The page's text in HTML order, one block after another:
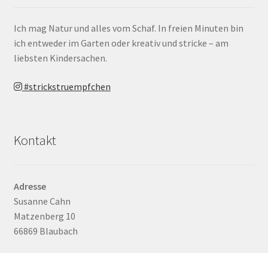
Ich mag Natur und alles vom Schaf. In freien Minuten bin
ich entweder im Garten oder kreativ und stricke – am
liebsten Kindersachen.
#strickstruempfchen
Kontakt
Adresse
Susanne Cahn
Matzenberg 10
66869 Blaubach